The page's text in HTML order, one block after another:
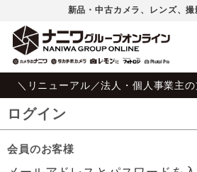
新品・中古カメラ、レンズ、
＼リニューアル／法人・個人事業主
ログイン
会員のお客様